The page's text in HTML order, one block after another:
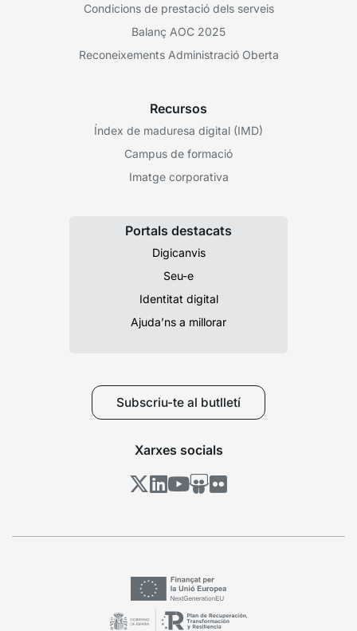
Condicions de prestació dels serveis
Balanç AOC 2025
Reconeixements Administració Oberta
Recursos
Índex de maduresa digital (IMD)
Campus de formació
Imatge corporativa
Portals destacats
Digicanvis
Seu-e
Identitat digital
Ajuda’ns a millorar
Subscriu-te al butlletí
Xarxes socials